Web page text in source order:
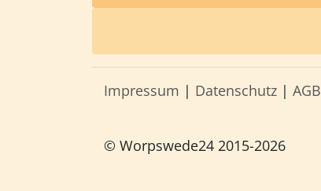
Impressum | Datenschutz | AGB
© Worpswede24 2015-2026